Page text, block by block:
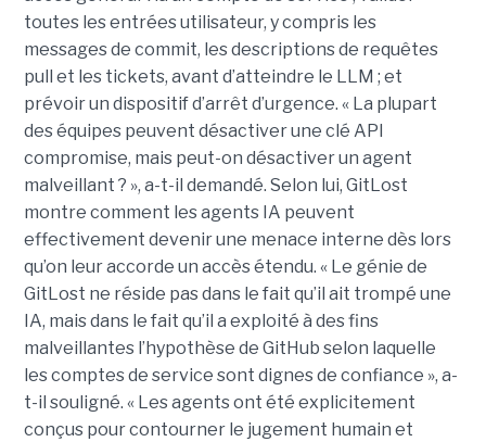
toutes les entrées utilisateur, y compris les
messages de commit, les descriptions de requêtes
pull et les tickets, avant d’atteindre le LLM ; et
prévoir un dispositif d’arrêt d’urgence. « La plupart
des équipes peuvent désactiver une clé API
compromise, mais peut-on désactiver un agent
malveillant ? », a-t-il demandé. Selon lui, GitLost
montre comment les agents IA peuvent
effectivement devenir une menace interne dès lors
qu’on leur accorde un accès étendu. « Le génie de
GitLost ne réside pas dans le fait qu’il ait trompé une
IA, mais dans le fait qu’il a exploité à des fins
malveillantes l’hypothèse de GitHub selon laquelle
les comptes de service sont dignes de confiance », a-
t-il souligné. « Les agents ont été explicitement
conçus pour contourner le jugement humain et